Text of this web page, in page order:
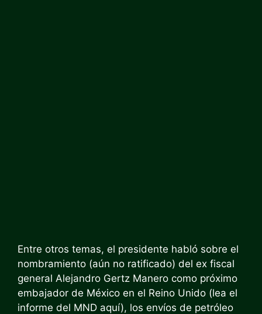
Entre otros temas, el presidente habló sobre el
nombramiento (aún no ratificado) del ex fiscal
general Alejandro Gertz Manero como próximo
embajador de México en el Reino Unido (lea el
informe del MND aquí), los envíos de petróleo